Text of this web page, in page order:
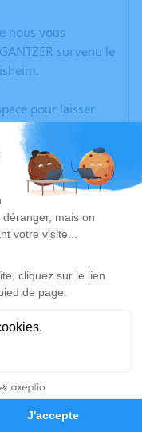
Hommages
nous vous
survenu le
pour laisser
souvenirs, une
travers des
un lieu
de Jacqueline
est
rends hommage